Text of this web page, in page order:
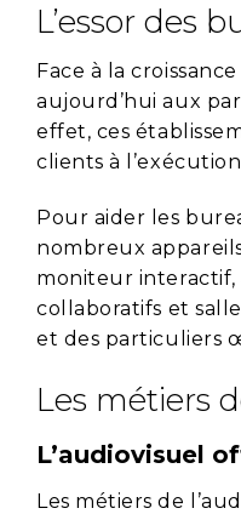
L’essor des
Face à la
aujourd’hui aux
effet, ces
clients à
Pour aider les
nombreux
moniteur interactif,
collaboratifs et
et des particuliers
Les métiers
L’audiovisuel
Les métiers de